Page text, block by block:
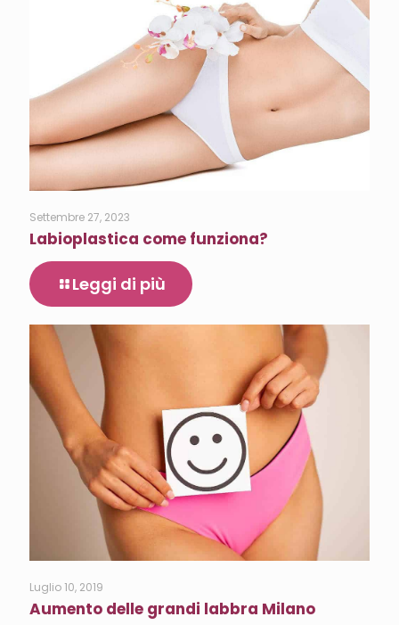
Settembre 27, 2023
Labioplastica come funziona?
Leggi di più
Luglio 10, 2019
Aumento delle grandi labbra Milano